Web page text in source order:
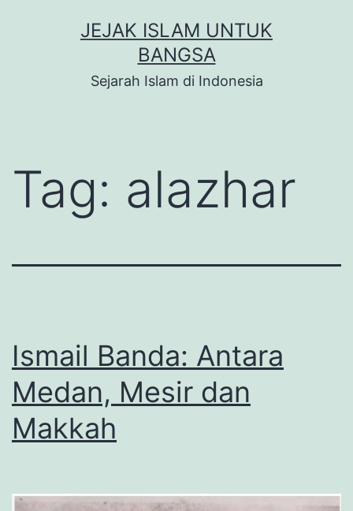
JEJAK ISLAM UNTUK
BANGSA
Sejarah Islam di Indonesia
Tag: alazhar
Ismail Banda: Antara
Medan, Mesir dan
Makkah